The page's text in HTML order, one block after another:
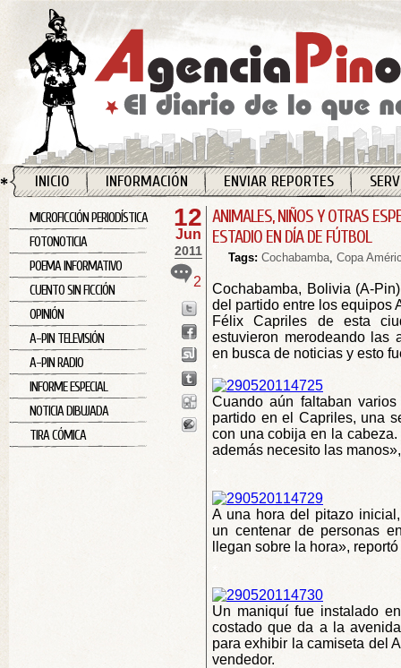
INICIO INFORMACIÓN ENVIAR REPORTES
MICROFICCIÓN PERIODÍSTICA
FOTONOTICIA
POEMA INFORMATIVO
CUENTO SIN FICCIÓN
OPINIÓN
A-PIN TELEVISIÓN
A-PIN RADIO
INFORME ESPECIAL
NOTICIA DIBUJADA
TIRA CÓMICA
12
Jun
2011
2
ANIMALES, NIÑOS Y OTRAS
ESTADIO EN DÍA DE FÚTBOL
Tags: Cochabamba, Copa
Cochabamba, Bolivia (A-
del partido entre los equipos
Félix Capriles de esta
estuvieron merodeando las
en busca de noticias y esto
Cuando aún faltaban
partido en el Capriles, una
con una cobija en la
además necesito las
A una hora del pitazo
un centenar de personas
llegan sobre la hora»,
Un maniquí fue instalado
costado que da a la
para exhibir la camiseta del
vendedor.